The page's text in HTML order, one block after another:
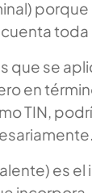
toda
que se
en
TIN,
es